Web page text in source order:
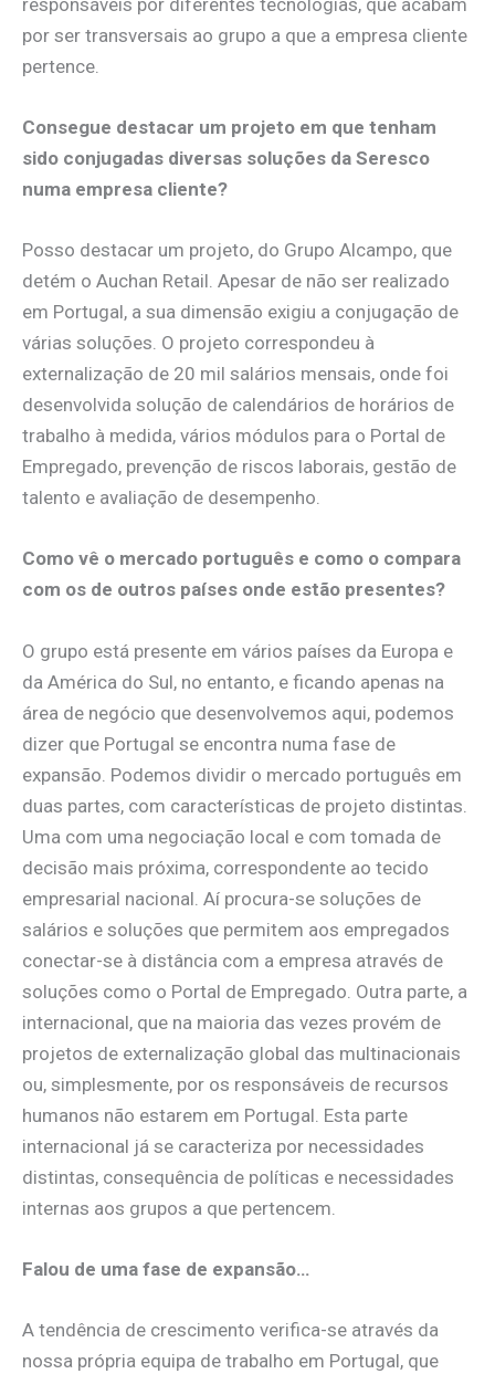
por ser transversais ao grupo a que a empresa cliente
pertence.
Consegue destacar um projeto em que tenham
sido conjugadas diversas soluções da Seresco
numa empresa cliente?
Posso destacar um projeto, do Grupo Alcampo, que
detém o Auchan Retail. Apesar de não ser realizado
em Portugal, a sua dimensão exigiu a conjugação de
várias soluções. O projeto correspondeu à
externalização de 20 mil salários mensais, onde foi
desenvolvida solução de calendários de horários de
trabalho à medida, vários módulos para o Portal de
Empregado, prevenção de riscos laborais, gestão de
talento e avaliação de desempenho.
Como vê o mercado português e como o compara
com os de outros países onde estão presentes?
O grupo está presente em vários países da Europa e
da América do Sul, no entanto, e ficando apenas na
área de negócio que desenvolvemos aqui, podemos
dizer que Portugal se encontra numa fase de
expansão. Podemos dividir o mercado português em
duas partes, com características de projeto distintas.
Uma com uma negociação local e com tomada de
decisão mais próxima, correspondente ao tecido
empresarial nacional. Aí procura-se soluções de
salários e soluções que permitem aos empregados
conectar-se à distância com a empresa através de
soluções como o Portal de Empregado. Outra parte, a
internacional, que na maioria das vezes provém de
projetos de externalização global das multinacionais
ou, simplesmente, por os responsáveis de recursos
humanos não estarem em Portugal. Esta parte
internacional já se caracteriza por necessidades
distintas, consequência de políticas e necessidades
internas aos grupos a que pertencem.
Falou de uma fase de expansão…
A tendência de crescimento verifica-se através da
nossa própria equipa de trabalho em Portugal, que